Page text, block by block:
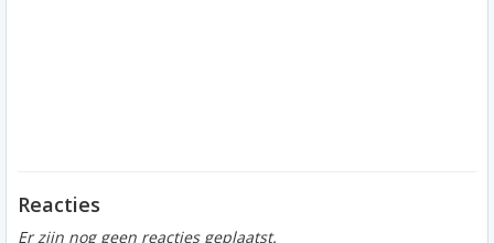
Reacties
Er zijn nog geen reacties geplaatst.